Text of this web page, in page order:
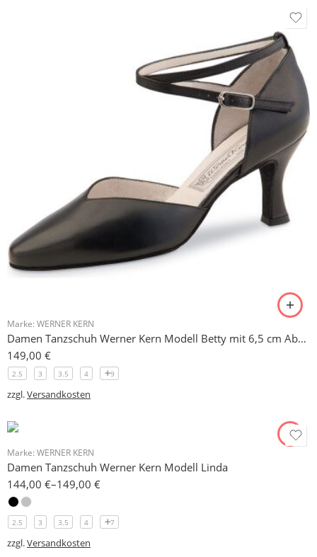
Marke: WERNER KERN
Damen Tanzschuh Werner Kern Modell Betty mit 6,5 cm Absatz
149,00 €
2.5 3 3.5 4 9
zzgl.Versandkosten
Marke: WERNER KERN
Damen Tanzschuh Werner Kern Modell Linda
144,00 €–149,00 €
2.5 3 3.5 4 7
zzgl.Versandkosten